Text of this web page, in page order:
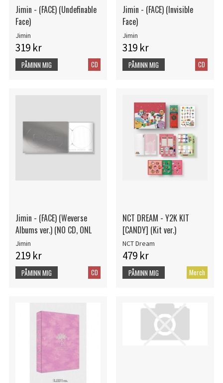
Jimin - (FACE) (Undefinable
Face)
Jimin
319 kr
CD
PÅMINN MIG
Jimin - (FACE) (Invisible
Face)
Jimin
319 kr
CD
PÅMINN MIG
Jimin - (FACE) (Weverse
Albums ver.) (NO CD, ONL
Jimin
219 kr
CD
PÅMINN MIG
NCT DREAM - Y2K KIT
[CANDY] (Kit ver.)
NCT Dream
479 kr
Merch
PÅMINN MIG